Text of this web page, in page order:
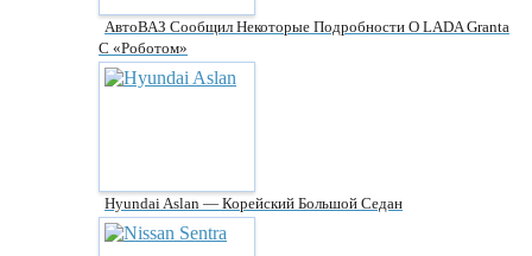
АвтоВАЗ Сообщил Некоторые Подробности О LADA Granta
С «роботом»
Hyundai Aslan — Корейский Большой Седан